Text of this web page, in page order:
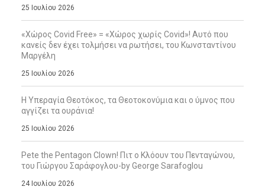
25 Ιουλίου 2026
«Χώρος Covid Free» = «Χώρος χωρίς Covid»! Αυτό που
κανείς δεν έχει τολμήσει να ρωτήσει, του Κωνσταντίνου
Μαργέλη
25 Ιουλίου 2026
Η Υπεραγία Θεοτόκος, τα Θεοτοκονύμια και ο ύμνος που
αγγίζει τα ουράνια!
25 Ιουλίου 2026
Pete the Pentagon Clown! Πιτ ο Κλόουν του Πενταγώνου,
του Γιώργου Σαράφογλου-by George Sarafoglou
24 Ιουλίου 2026